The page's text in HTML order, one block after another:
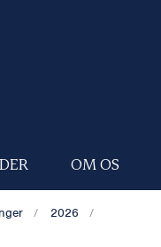
OM OS
2026